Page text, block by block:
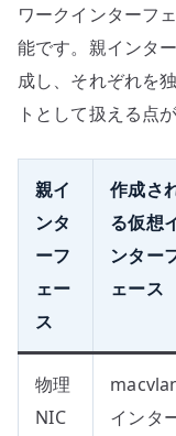
ワークインターフ
能です。親インタ
成し、それぞれを
トとして扱える点
親イ
ンタ
ーフ
ェー
ス
作成さ
る仮想
ンター
ェース
物理
NIC
インタ